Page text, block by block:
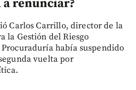
a renunciar?
Carlos Carrillo, director de la
la Gestión del Riesgo
había suspendido
vuelta por